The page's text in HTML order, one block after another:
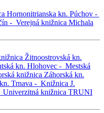
Hornonitrianska kn. Púchov -
- Verejná knižnica Michala
Žitnoostrovská kn.
kn. Hlohovec - Mestská
knižnica Záhorská kn.
Trnava - Knižnica J.
Univerzitná knižnica TRUNI